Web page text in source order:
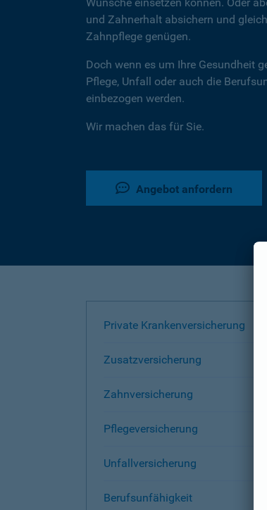
und Zahnerhalt absichern und
Zahnpflege genügen.
Doch wenn es um Ihre Gesundheit
Pflege, Unfall oder auch die
einbezogen werden.
Wir machen das für Sie.
Angebot anfordern
Private Krankenversicherung
Zusatzversicherung
Zahnversicherung
Pflegeversicherung
Unfallversicherung
Berufsunfähigkeit